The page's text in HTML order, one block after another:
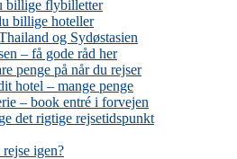
billige flybilletter
billige hoteller
og Sydøstasien
– få gode råd her
penge på når du rejser
hotel – mange penge
– book entré i forvejen
det rigtige rejsetidspunkt
igen?